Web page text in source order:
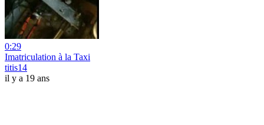
0:29
Imatriculation à la Taxi
titis14
il y a 19 ans